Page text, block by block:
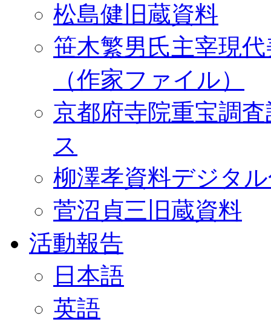
松島健旧蔵資料
笹木繁男氏主宰現
（作家ファイル）
京都府寺院重宝調
ス
柳澤孝資料デジタ
菅沼貞三旧蔵資料
活動報告
日本語
英語